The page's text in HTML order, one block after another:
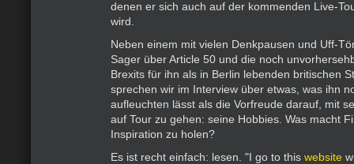
denen er sich auch auf der kommenden Live-
wird.
Neben einem mit vielen Denkpausen und Uff-
Sager über Article 50 und die noch
Brexits für ihn als in Berlin lebenden britischen
sprechen wir im Interview über etwas, was ihn
aufleuchten lässt als die Vorfreude darauf, mit
auf Tour zu gehen: seine Hobbies. Was macht
Inspiration zu holen?
Es ist recht einfach: lesen. "I go to this website